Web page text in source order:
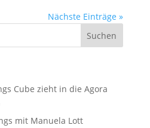
Nächste Einträge »
Cube zieht in die Agora
mit Manuela Lott